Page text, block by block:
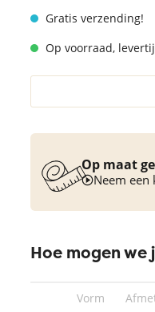
Vloerkleed turquoise
Gratis verzending!
Op voorraad,
Op maat
Neem een
Hoe mogen we
Vorm